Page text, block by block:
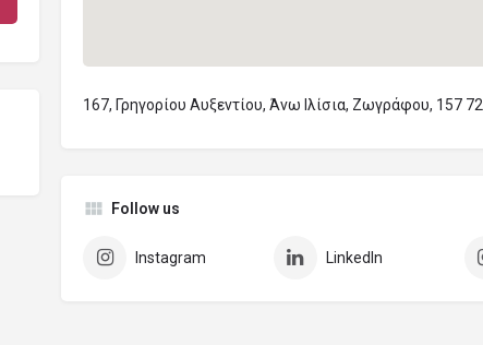
167, Γρηγορίου Αυξεντίου, Άνω Ιλίσια, Ζωγράφου, 157 72
Follow us
Instagram LinkedIn